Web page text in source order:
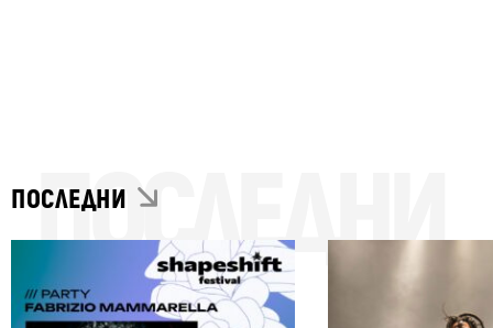
ПОСЛЕДНИ
ПОСЛЕДНИ